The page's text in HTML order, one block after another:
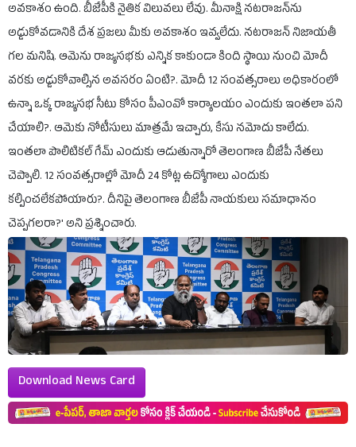
అవకాశం ఉంది. బీజేపీకి నైతిక విలువలు లేవు. మీనాక్షి నటరాజన్‌ను
అడ్డుకోవడానికి దేశ ప్రజలు మీకు అవకాశం ఇవ్వలేదు. నటరాజన్ నిజాయతీ
గల మనిషి. ఆమెను రాజ్యసభకు ఎన్నిక కాకుండా కింది స్థాయి నుంచి మోదీ
వరకు అడ్డుకోవాల్సిన అవసరం ఏంటి?. మోదీ 12 సంవత్సరాలు అధికారంలో
ఉన్నా ఒక్క రాజ్యసభ సీటు కోసం పీఎంవో కార్యాలయం ఎందుకు ఇంతలా పని
చేయాలి?. ఆమెకు నోటీసులు మాత్రమే ఇచ్చారు, కేసు నమోదు కాలేదు.
ఇంతలా పొలిటికల్ గేమ్ ఎందుకు ఆడుతున్నారో తెలంగాణ బీజేపీ నేతలు
చెప్పాలి. 12 సంవత్సరాల్లో మోదీ 24 కోట్ల ఉద్యోగాలు ఎందుకు
కల్పించలేకపోయారు?. దీనిపై తెలంగాణ బీజేపీ నాయకులు సమాధానం
చెప్పగలరా?' అని ప్రశ్నించారు.
Download News Card